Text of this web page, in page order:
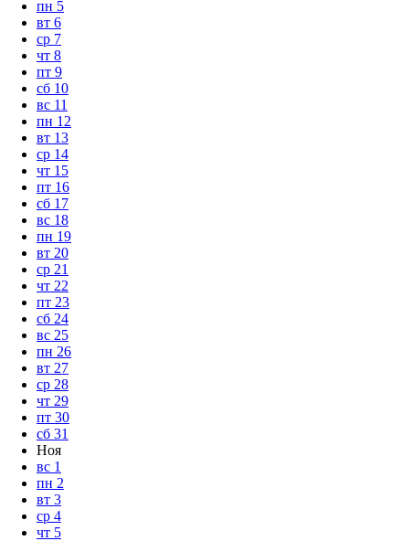
пн 5
вт 6
ср 7
чт 8
пт 9
сб 10
вс 11
пн 12
вт 13
ср 14
чт 15
пт 16
сб 17
вс 18
пн 19
вт 20
ср 21
чт 22
пт 23
сб 24
вс 25
пн 26
вт 27
ср 28
чт 29
пт 30
сб 31
Ноя
вс 1
пн 2
вт 3
ср 4
чт 5